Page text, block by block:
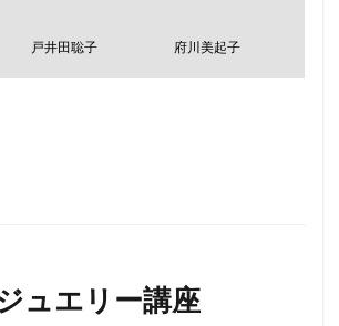
戸井田聡子 府川美起子
ュエリー講座